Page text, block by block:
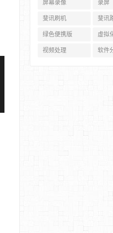
屏幕录像 录屏
斐讯刷机 斐讯
绿色便携版 虚拟
视频处理 软件